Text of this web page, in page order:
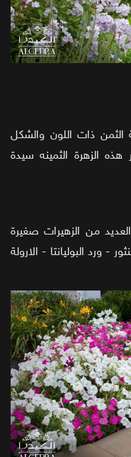
الثمن ذات اللون والشكل
هذه الزهرة الثمينه سيدة
من الزهيرات صغيرة
- ورد البوليانتا - الارولة